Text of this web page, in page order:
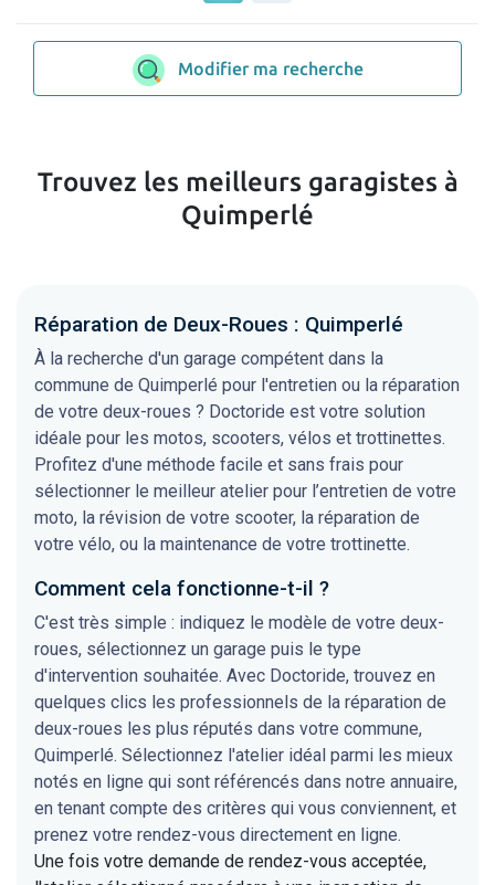
Modifier ma recherche
Trouvez les meilleurs garagistes à
Quimperlé
Réparation de Deux-Roues : Quimperlé
À la recherche d'un garage compétent dans la
commune de Quimperlé pour l'entretien ou la réparation
de votre deux-roues ? Doctoride est votre solution
idéale pour les motos, scooters, vélos et trottinettes.
Profitez d'une méthode facile et sans frais pour
sélectionner le meilleur atelier pour l’entretien de votre
moto, la révision de votre scooter, la réparation de
votre vélo, ou la maintenance de votre trottinette.
Comment cela fonctionne-t-il ?
C'est très simple : indiquez le modèle de votre deux-
roues, sélectionnez un garage puis le type
d'intervention souhaitée. Avec Doctoride, trouvez en
quelques clics les professionnels de la réparation de
deux-roues les plus réputés dans votre commune,
Quimperlé. Sélectionnez l'atelier idéal parmi les mieux
notés en ligne qui sont référencés dans notre annuaire,
en tenant compte des critères qui vous conviennent, et
prenez votre rendez-vous directement en ligne.
Une fois votre demande de rendez-vous acceptée,